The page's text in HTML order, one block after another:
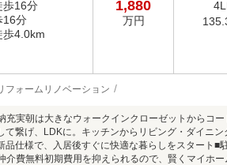
歩16分
16分
歩4.0km
1,880
万円
フォームリノベーション
実朝は大きなウォークインクローゼットからコ
繋げ、LDKに。キッチンからリビング・ダイニ
仕様で、入居後すぐに快適な暮らしをスタート■
介費無料初期費用を抑えられるので、賢くマイホ